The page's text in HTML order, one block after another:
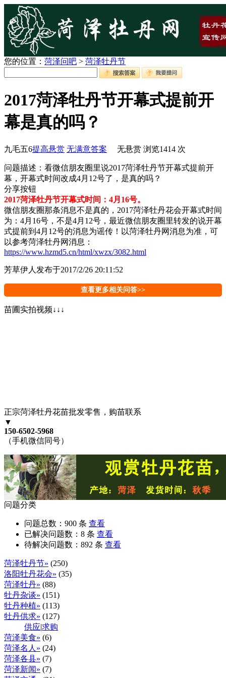
您的位置： 菏泽问吧 > 菏泽牡丹节
2017菏泽牡丹节开幕式提前开
幕是真的吗？
九毛五6提高悬赏 无满意答案 无悬赏 浏览1414 次
问题描述：看微信朋友圈里说2017菏泽牡丹节开幕式提前开
幕，开幕式时间改成4月12号了，是真的吗？
分享按钮
2017菏泽牡丹节开幕式时间：4月16号。
微信朋友圈那条消息不是真的，2017菏泽牡丹花会开幕式时间
为：4月16号，不是4月12号，最近微信朋友圈里转发的说开幕
式提前到4月12号的消息为谣传！以菏泽牡丹网消息为准，可
以参考菏泽牡丹网消息：
https://www.hzmd5.cn/html/xwzx/3082.html
芳草伊人 发布于2017/2/26 20:11:52
查看更多相关问答>>
苗圃实拍视频↓↓↓
正宗菏泽牡丹花苗批发零售，购苗联系
▼
150-6502-5968
（手机微信同号）
问题分类
问题总数： 900 条 查看
已解决问题数： 8 条 查看
待解决问题数： 892 条 查看
菏泽牡丹节» (250)
洛阳牡丹花会» (35)
菏泽牡丹» (88)
牡丹杂谈» (151)
牡丹种植» (113)
牡丹供求» (127)
供应|求购
菏泽美食» (6)
菏泽名人» (24)
菏泽各县» (7)
菏泽新闻» (7)